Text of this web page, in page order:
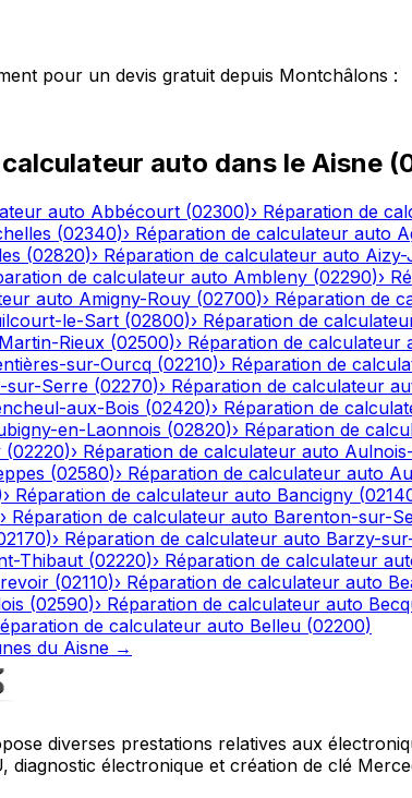
pour un devis gratuit depuis Montchâlons :
auto dans le Aisne (
auto Abbécourt (02300)› Réparation de
(02340)› Réparation de calculateur auto
(02820)› Réparation de calculateur auto
de calculateur auto Ambleny (02290)›
auto Amigny-Rouy (02700)› Réparation de
le-Sart (02800)› Réparation de
Rieux (02500)› Réparation de calculateur
sur-Ourcq (02210)› Réparation de
sur-Serre (02270)› Réparation de calculateur
aux-Bois (02420)› Réparation de
en-Laonnois (02820)› Réparation de
(02220)› Réparation de calculateur auto
(02580)› Réparation de calculateur auto
› Réparation de calculateur auto Bancigny (
› Réparation de calculateur auto Barenton-sur-
)› Réparation de calculateur auto Barzy-
Thibaut (02220)› Réparation de calculateur
(02110)› Réparation de calculateur auto
(02590)› Réparation de calculateur auto
de calculateur auto Belleu (02200)
du Aisne →
diverses prestations relatives aux
diagnostic électronique et création de clé